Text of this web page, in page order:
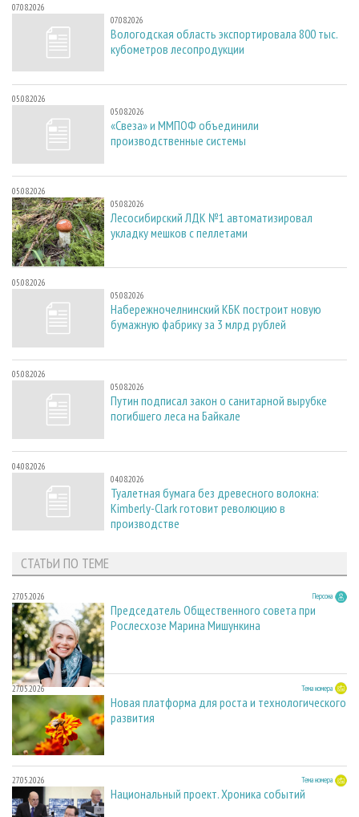
07.08.2026
07.08.2026
Вологодская область экспортировала 800 тыс.
кубометров лесопродукции
05.08.2026
05.08.2026
«Свеза» и ММПОФ объединили
производственные системы
05.08.2026
05.08.2026
Лесосибирский ЛДК №1 автоматизировал
укладку мешков с пеллетами
05.08.2026
05.08.2026
Набережночелнинский КБК построит новую
бумажную фабрику за 3 млрд рублей
05.08.2026
05.08.2026
Путин подписал закон о санитарной вырубке
погибшего леса на Байкале
04.08.2026
04.08.2026
Туалетная бумага без древесного волокна:
Kimberly-Clark готовит революцию в
производстве
СТАТЬИ ПО ТЕМЕ
27.05.2026 Персона
Председатель Общественного совета при
Рослесхозе Марина Мишункина
27.05.2026 Тема номера
Новая платформа для роста и технологического
развития
27.05.2026 Тема номера
Национальный проект. Хроника событий